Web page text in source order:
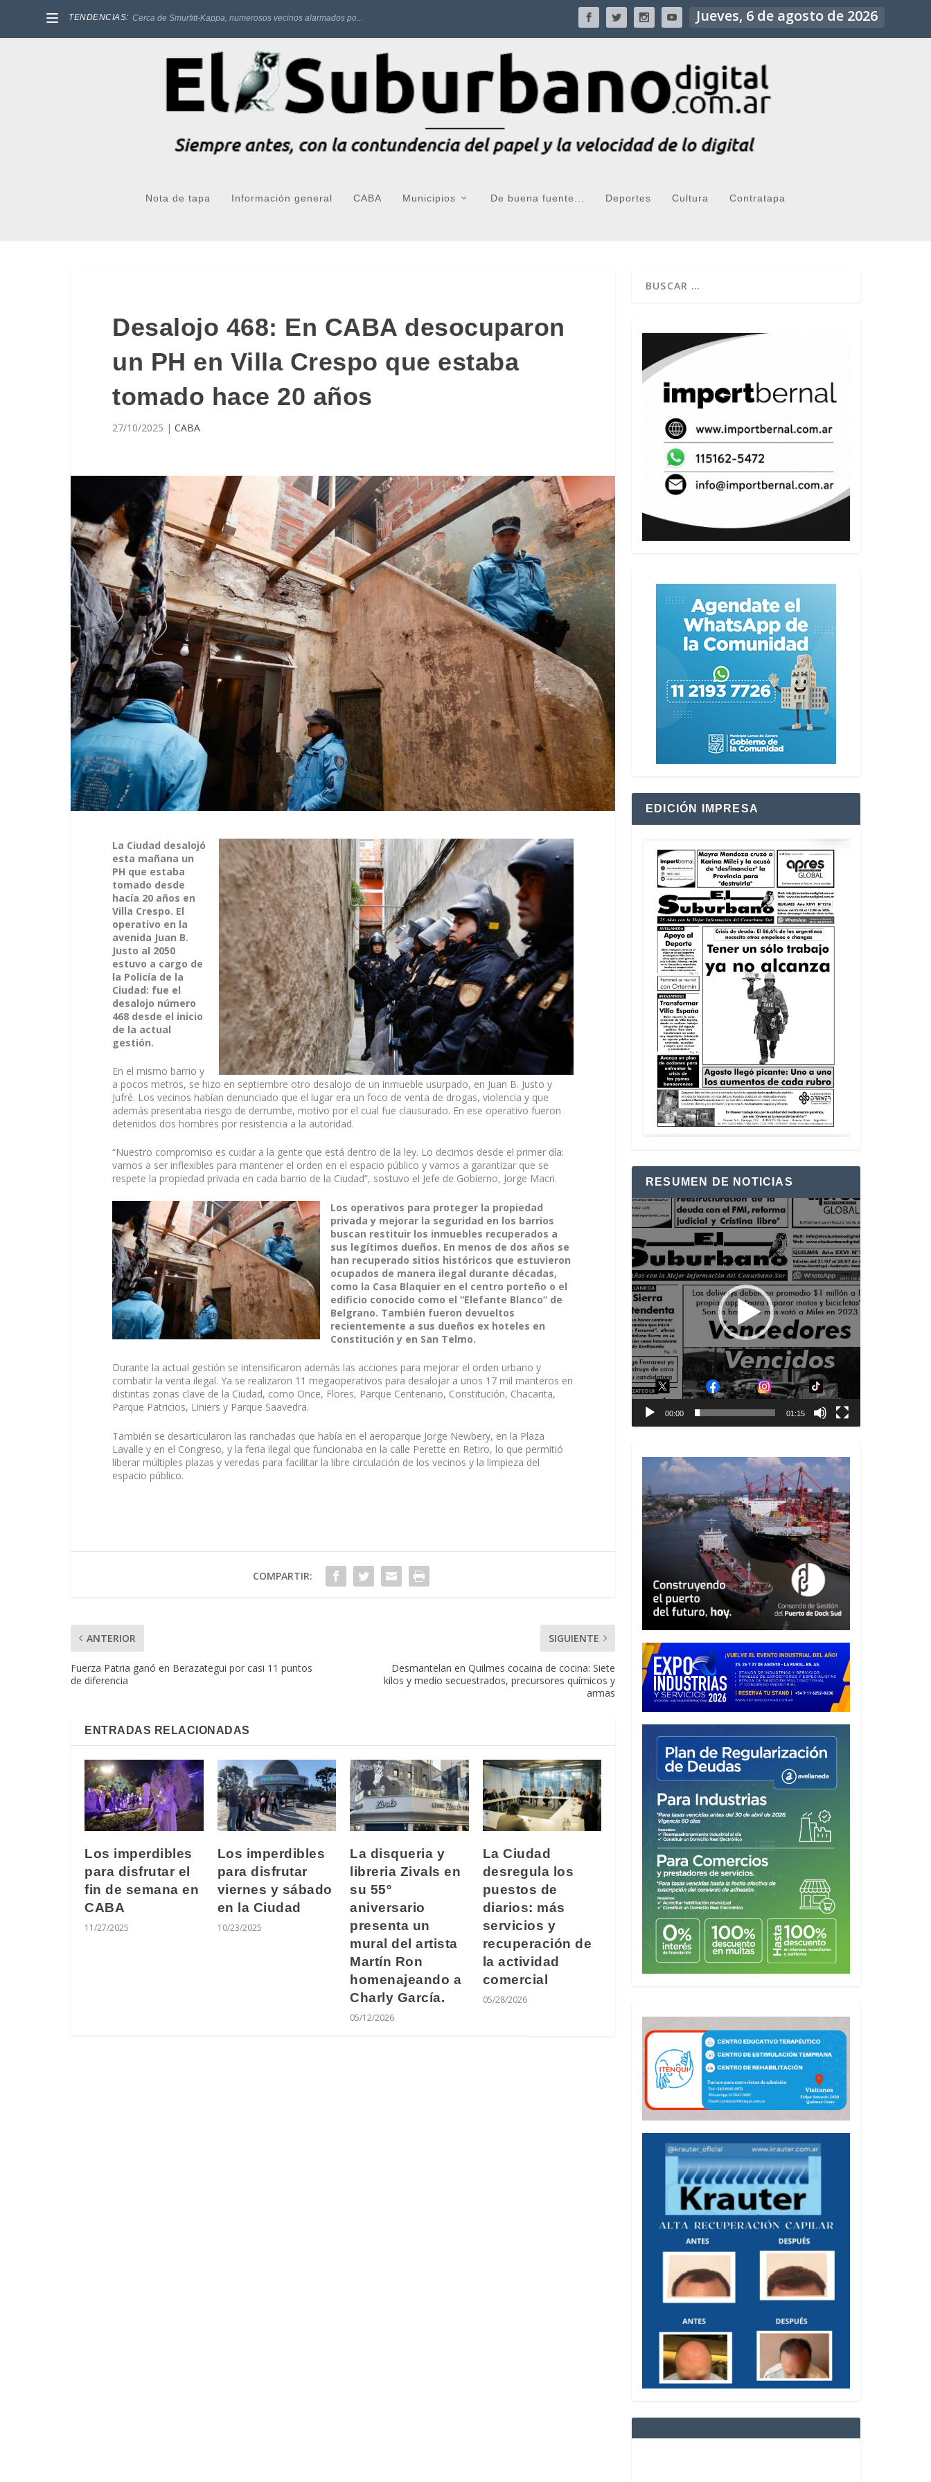
TENDENCIAS: Cerca de Smurfitt-Kappa, numerosos vecinos alarmados po... Jueves, 6 de agosto de 2026
Nota de tapa Información general CABA Municipios De buena fuente... Deportes Cultura Contratapa
Desalojo 468: En CABA desocuparon
un PH en Villa Crespo que estaba
tomado hace 20 años
27/10/2025 | CABA
La Ciudad desalojó
esta mañana un
PH que estaba
tomado desde
hacía 20 años en
Villa Crespo. El
operativo en la
avenida Juan B.
Justo al 2050
estuvo a cargo de
la Policía de la
Ciudad: fue el
desalojo número
468 desde el inicio
de la actual
gestión.
En el mismo barrio y
a pocos metros, se hizo en septiembre otro desalojo de un inmueble usurpado, en Juan B. Justo y
Jufré. Los vecinos habían denunciado que el lugar era un foco de venta de drogas, violencia y que
además presentaba riesgo de derrumbe, motivo por el cual fue clausurado. En ese operativo fueron
detenidos dos hombres por resistencia a la autoridad.
“Nuestro compromiso es cuidar a la gente que está dentro de la ley. Lo decimos desde el primer día:
vamos a ser inflexibles para mantener el orden en el espacio público y vamos a garantizar que se
respete la propiedad privada en cada barrio de la Ciudad”, sostuvo el Jefe de Gobierno, Jorge Macri.
Los operativos para proteger la propiedad
privada y mejorar la seguridad en los barrios
buscan restituir los inmuebles recuperados a
sus legítimos dueños. En menos de dos años se
han recuperado sitios históricos que estuvieron
ocupados de manera ilegal durante décadas,
como la Casa Blaquier en el centro porteño o el
edificio conocido como el “Elefante Blanco” de
Belgrano. También fueron devueltos
recientemente a sus dueños ex hoteles en
Constitución y en San Telmo.
Durante la actual gestión se intensificaron además las acciones para mejorar el orden urbano y
combatir la venta ilegal. Ya se realizaron 11 megaoperativos para desalojar a unos 17 mil manteros en
distintas zonas clave de la Ciudad, como Once, Flores, Parque Centenario, Constitución, Chacarita,
Parque Patricios, Liniers y Parque Saavedra.
También se desarticularon las ranchadas que había en el aeroparque Jorge Newbery, en la Plaza
Lavalle y en el Congreso, y la feria ilegal que funcionaba en la calle Perette en Retiro, lo que permitió
liberar múltiples plazas y veredas para facilitar la libre circulación de los vecinos y la limpieza del
espacio público.
COMPARTIR:
ANTERIOR
Fuerza Patria ganó en Berazategui por casi 11 puntos
de diferencia
SIGUIENTE
Desmantelan en Quilmes cocaina de cocina: Siete
kilos y medio secuestrados, precursores químicos y
armas
ENTRADAS RELACIONADAS
Los imperdibles
para disfrutar el
fin de semana en
CABA
11/27/2025
Los imperdibles
para disfrutar
viernes y sábado
en la Ciudad
10/23/2025
La disqueria y
libreria Zivals en
su 55º
aniversario
presenta un
mural del artista
Martín Ron
homenajeando a
Charly García.
05/12/2026
La Ciudad
desregula los
puestos de
diarios: más
servicios y
recuperación de
la actividad
comercial
05/28/2026
EDICIÓN IMPRESA
RESUMEN DE NOTICIAS
Reproductor
de
vídeo
00:00 01:15